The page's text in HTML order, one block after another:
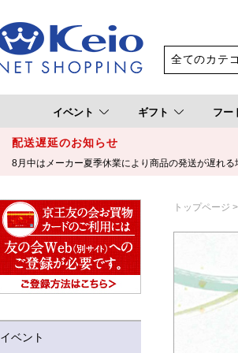
イベント ギフト フー
配送遅延のお知らせ
8月中はメーカー夏季休業により商品の発送が遅れ
イベント
トップページ